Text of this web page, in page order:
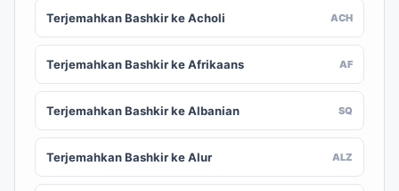
Terjemahkan Bashkir ke Acholi ACH
Terjemahkan Bashkir ke Afrikaans AF
Terjemahkan Bashkir ke Albanian SQ
Terjemahkan Bashkir ke Alur ALZ